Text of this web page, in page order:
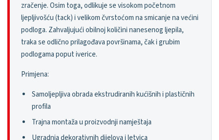
zračenje. Osim toga, odlikuje se visokom početnom
ljepljivošću (tack) i velikom čvrstoćom na smicanje na većini
podloga. Zahvaljujući obilnoj količini nanesenog ljepila,
traka se odlično prilagođava površinama, čak i grubim
podlogama poput iverice.
Primjena:
Samoljepljiva obrada ekstrudiranih kućišnih i plastičnih
profila
Trajna montaža u proizvodnji namještaja
Ugradnja dekorativnih dijelova i letvica